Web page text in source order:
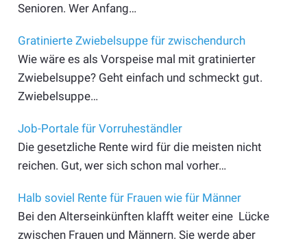
Senioren. Wer Anfang…
Gratinierte Zwiebelsuppe für zwischendurch
Wie wäre es als Vorspeise mal mit gratinierter
Zwiebelsuppe? Geht einfach und schmeckt gut.
Zwiebelsuppe…
Job-Portale für Vorruheständler
Die gesetzliche Rente wird für die meisten nicht
reichen. Gut, wer sich schon mal vorher…
Halb soviel Rente für Frauen wie für Männer
Bei den Alterseinkünften klafft weiter eine Lücke
zwischen Frauen und Männern. Sie werde aber